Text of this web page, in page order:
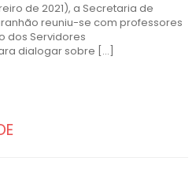
de 2021), a Secretaria de
reuniu-se com professores
dos Servidores
dialogar sobre […]